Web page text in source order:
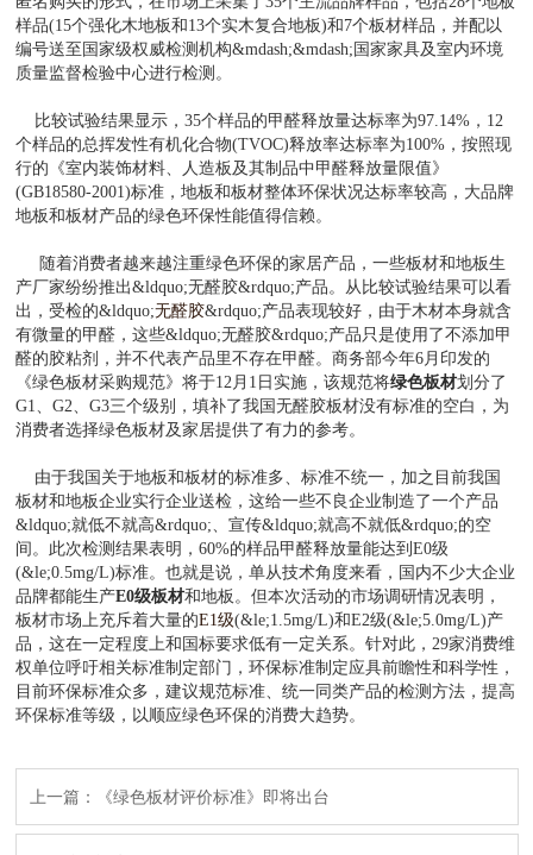
样品(15个强化木地板和13个实木复合地板)和7个板材样品，并配以
编号送至国家级权威检测机构&mdash;&mdash;国家家具及室内环境
质量监督检验中心进行检测。
比较试验结果显示，35个样品的甲醛释放量达标率为97.14%，12
个样品的总挥发性有机化合物(TVOC)释放率达标率为100%，按照现
行的《室内装饰材料、人造板及其制品中甲醛释放量限值》
(GB18580-2001)标准，地板和板材整体环保状况达标率较高，大品牌
地板和板材产品的绿色环保性能值得信赖。
随着消费者越来越注重绿色环保的家居产品，一些板材和地板生
产厂家纷纷推出&ldquo;无醛胶&rdquo;产品。从比较试验结果可以看
出，受检的&ldquo;无醛胶&rdquo;产品表现较好，由于木材本身就含
有微量的甲醛，这些&ldquo;无醛胶&rdquo;产品只是使用了不添加甲
醛的胶粘剂，并不代表产品里不存在甲醛。商务部今年6月印发的
《绿色板材采购规范》将于12月1日实施，该规范将绿色板材划分了
G1、G2、G3三个级别，填补了我国无醛胶板材没有标准的空白，为
消费者选择绿色板材及家居提供了有力的参考。
由于我国关于地板和板材的标准多、标准不统一，加之目前我国
板材和地板企业实行企业送检，这给一些不良企业制造了一个产品
&ldquo;就低不就高&rdquo;、宣传&ldquo;就高不就低&rdquo;的空
间。此次检测结果表明，60%的样品甲醛释放量能达到E0级
(&le;0.5mg/L)标准。也就是说，单从技术角度来看，国内不少大企业
品牌都能生产E0级板材和地板。但本次活动的市场调研情况表明，
板材市场上充斥着大量的E1级(&le;1.5mg/L)和E2级(&le;5.0mg/L)产
品，这在一定程度上和国标要求低有一定关系。针对此，29家消费维
权单位呼吁相关标准制定部门，环保标准制定应具前瞻性和科学性，
目前环保标准众多，建议规范标准、统一同类产品的检测方法，提高
环保标准等级，以顺应绿色环保的消费大趋势。
上一篇：《绿色板材评价标准》即将出台